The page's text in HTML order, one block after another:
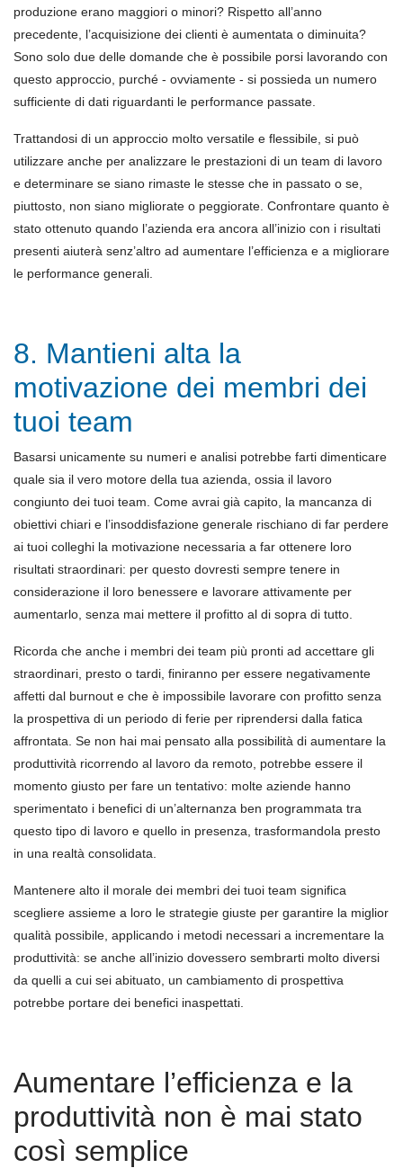
produzione erano maggiori o minori? Rispetto all’anno
precedente, l’acquisizione dei clienti è aumentata o diminuita?
Sono solo due delle domande che è possibile porsi lavorando con
questo approccio, purché - ovviamente - si possieda un numero
sufficiente di dati riguardanti le performance passate.
Trattandosi di un approccio molto versatile e flessibile, si può
utilizzare anche per analizzare le prestazioni di un team di lavoro
e determinare se siano rimaste le stesse che in passato o se,
piuttosto, non siano migliorate o peggiorate. Confrontare quanto è
stato ottenuto quando l’azienda era ancora all’inizio con i risultati
presenti aiuterà senz’altro ad aumentare l’efficienza e a migliorare
le performance generali.
8. Mantieni alta la
motivazione dei membri dei
tuoi team
Basarsi unicamente su numeri e analisi potrebbe farti dimenticare
quale sia il vero motore della tua azienda, ossia il lavoro
congiunto dei tuoi team. Come avrai già capito, la mancanza di
obiettivi chiari e l’insoddisfazione generale rischiano di far perdere
ai tuoi colleghi la motivazione necessaria a far ottenere loro
risultati straordinari: per questo dovresti sempre tenere in
considerazione il loro benessere e lavorare attivamente per
aumentarlo, senza mai mettere il profitto al di sopra di tutto.
Ricorda che anche i membri dei team più pronti ad accettare gli
straordinari, presto o tardi, finiranno per essere negativamente
affetti dal burnout e che è impossibile lavorare con profitto senza
la prospettiva di un periodo di ferie per riprendersi dalla fatica
affrontata. Se non hai mai pensato alla possibilità di aumentare la
produttività ricorrendo al lavoro da remoto, potrebbe essere il
momento giusto per fare un tentativo: molte aziende hanno
sperimentato i benefici di un’alternanza ben programmata tra
questo tipo di lavoro e quello in presenza, trasformandola presto
in una realtà consolidata.
Mantenere alto il morale dei membri dei tuoi team significa
scegliere assieme a loro le strategie giuste per garantire la miglior
qualità possibile, applicando i metodi necessari a incrementare la
produttività: se anche all’inizio dovessero sembrarti molto diversi
da quelli a cui sei abituato, un cambiamento di prospettiva
potrebbe portare dei benefici inaspettati.
Aumentare l’efficienza e la
produttività non è mai stato
così semplice